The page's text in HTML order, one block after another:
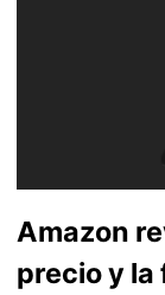
Amazon
precio y la